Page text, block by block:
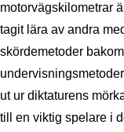
motorvägskilometrar
tagit lära av andra
skördemetoder
ut ur diktaturens
till en viktig spelare i